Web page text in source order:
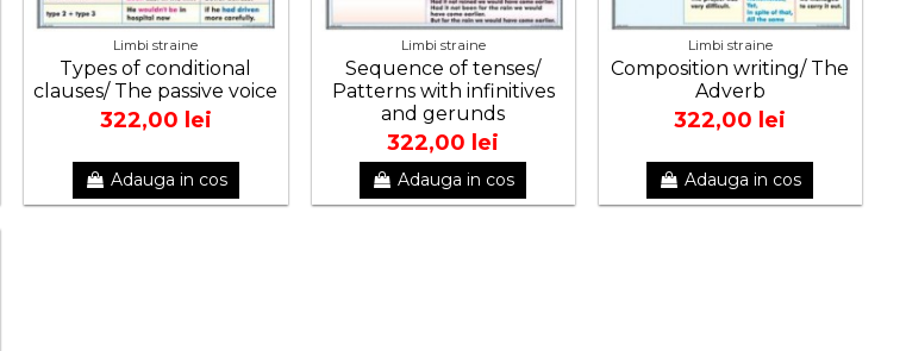
Limbi straine
Types of conditional
clauses/ The passive voice
322,00 lei
Adauga in cos
Limbi straine
Sequence of tenses/
Patterns with infinitives
and gerunds
322,00 lei
Adauga in cos
Limbi straine
Composition writing/ The
Adverb
322,00 lei
Adauga in cos